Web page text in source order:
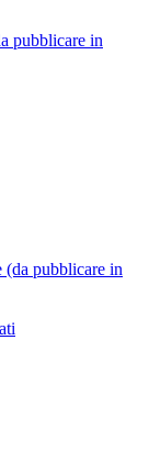
pubblicare in
(da pubblicare in